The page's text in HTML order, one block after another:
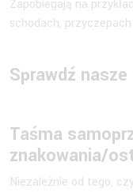
Zapobiegają na
schodach,
Sprawdź
Taśma
znakowania/
Niezależnie od tego,